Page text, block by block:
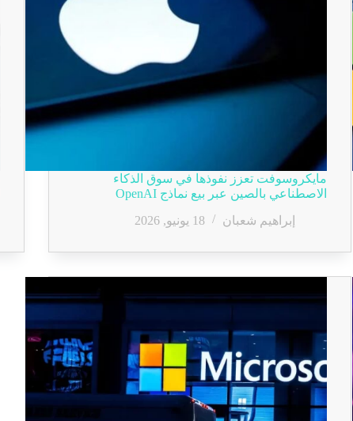
مايكروسوفت تعزز نفوذها في سوق الذكاء
الاصطناعي بالصين عبر بيع نماذج OpenAI
إبراهيم شعبان
18 يونيو, 2026